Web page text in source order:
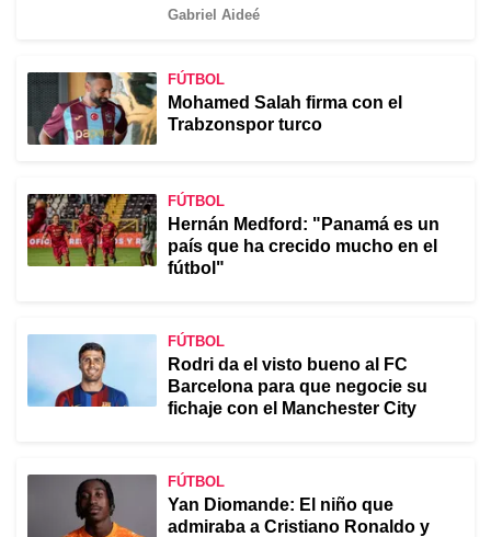
Gabriel Aideé
FÚTBOL
Mohamed Salah firma con el
Trabzonspor turco
FÚTBOL
Hernán Medford: "Panamá es un
país que ha crecido mucho en el
fútbol"
FÚTBOL
Rodri da el visto bueno al FC
Barcelona para que negocie su
fichaje con el Manchester City
FÚTBOL
Yan Diomande: El niño que
admiraba a Cristiano Ronaldo y